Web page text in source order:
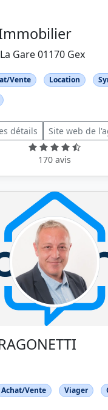
Gare 01170 Gex
Vente Location
détails Site web de
170 avis
Achat/Vente Viager